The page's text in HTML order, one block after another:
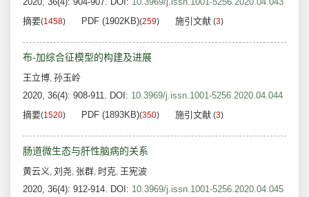
摘要(1458) PDF (1902KB)(259) 施引文献 (3)
布-加综合征模型的构建及进展
王立博, 孙玉岭
2020, 36(4): 908-911. DOI: 10.3969/j.issn.1001-5256.2020.04.044
摘要(1520) PDF (1893KB)(350) 施引文献 (3)
肠道微生态与肝性脑病的关系
黄云义, 刘尧, 张群, 时克, 王宪波
2020, 36(4): 912-914. DOI: 10.3969/j.issn.1001-5256.2020.04.045